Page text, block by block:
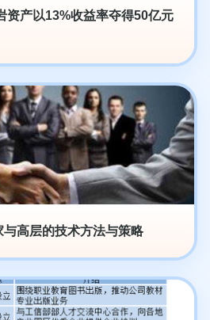
资产以13%收益率夺得50亿元
高层的技术方法与策略